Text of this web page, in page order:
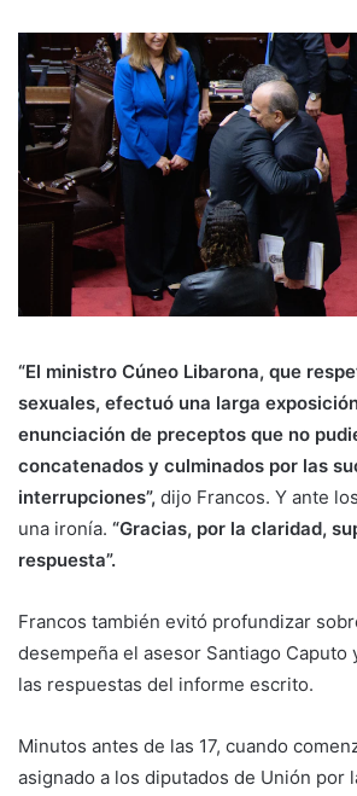
“El ministro Cúneo Libarona, que
sexuales, efectuó una larga
enunciación de preceptos que no
concatenados y culminados por las
interrupciones”, dijo Francos. Y ante
una ironía. “Gracias, por la claridad,
respuesta”.
Francos también evitó profundizar
desempeña el asesor Santiago Caputo
las respuestas del informe escrito.
Minutos antes de las 17, cuando
asignado a los diputados de Unión por